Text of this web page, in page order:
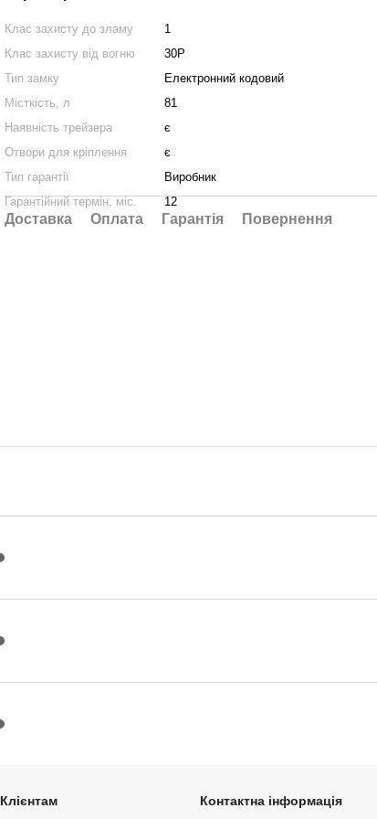
Клас захисту до зламу
1
Клас захисту від вогню
30P
Тип замку
Електронний кодовий
Місткість, л
81
Наявність трейзера
є
Отвори для кріплення
є
Тип гарантії
Виробник
Гарантійний термін, міс.
12
Доставка Оплата Гарантія Повернення
Клієнтам Контактна інформація